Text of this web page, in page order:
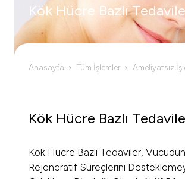
Kök Hücre Bazlı
Anasayfa Tüm İşlemler Ameliyatsız
Kök Hücre Bazlı
Kök Hücre Bazlı Tedaviler,
Rejeneratif Süreçlerini